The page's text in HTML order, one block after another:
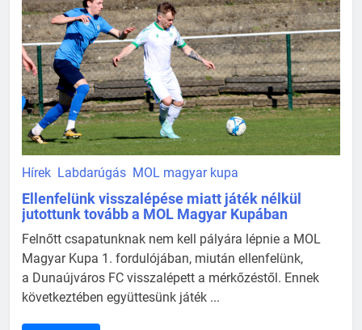
Hírek Labdarúgás MOL magyar kupa
Ellenfelünk visszalépése miatt játék nélkül
jutottunk tovább a MOL Magyar Kupában
Felnőtt csapatunknak nem kell pályára lépnie a MOL
Magyar Kupa 1. fordulójában, miután ellenfelünk,
a Dunaújváros FC visszalépett a mérkőzéstől. Ennek
következtében együttesünk játék ...